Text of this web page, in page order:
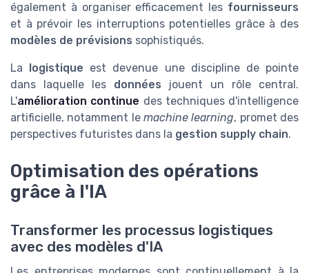
également à organiser efficacement les fournisseurs
et à prévoir les interruptions potentielles grâce à des
modèles de prévisions sophistiqués.
La logistique est devenue une discipline de pointe
dans laquelle les données jouent un rôle central.
L'amélioration continue des techniques d'intelligence
artificielle, notamment le machine learning, promet des
perspectives futuristes dans la gestion supply chain.
Optimisation des opérations
grâce à l'IA
Transformer les processus logistiques
avec des modèles d'IA